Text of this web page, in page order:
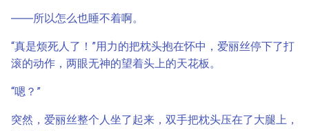
――所以怎么也睡不着啊。
“真是烦死人了！”用力的把枕头抱在怀中，爱丽丝停下了打
滚的动作，两眼无神的望着头上的天花板。
“嗯？”
突然，爱丽丝整个人坐了起来，双手把枕头压在了大腿上，